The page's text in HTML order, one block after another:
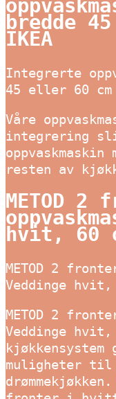
bredde
IKEA
Integrerte
45 eller 60 cm
Våre
integrering
resten av
METOD
hvit, 60
METOD 2
Veddinge hvit,
METOD 2
Veddinge hvit,
muligheter til
drømmekjøkken.